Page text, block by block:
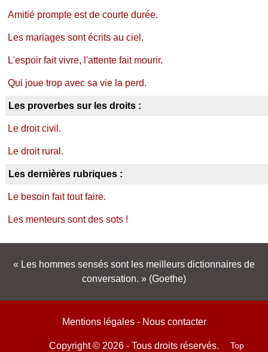
Amitié prompte est de courte durée.
Les mariages sont écrits au ciel.
L'espoir fait vivre, l'attente fait mourir.
Qui joue trop avec sa vie la perd.
Les proverbes sur les droits :
Le droit civil.
Le droit rural.
Les dernières rubriques :
Le besoin fait tout faire.
Les menteurs sont des sots !
Les hommes sensés sont les meilleurs dictionnaires de
conversation.
(Goethe)
Mentions légales- Nous contacter
Copyright © 2026 - Tous droits réservés. Top